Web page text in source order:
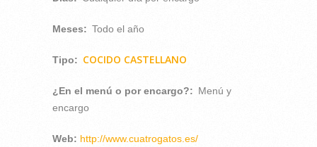
Meses: Todo el año
Tipo: COCIDO CASTELLANO
¿En el menú o por encargo?: Menú y
encargo
Web: http://www.cuatrogatos.es/